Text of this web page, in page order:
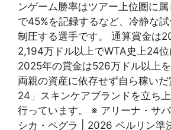
ンゲーム勝率はツアー上位圏に
で45%を記録するなど、冷静な
制圧する選手です。 通算賞金は
2,194万ドル以上でWTA史上24位
2025年の賞金は526万ドル以上を
両親の資産に依存せず自ら稼い
24」スキンケアブランドを立ち
行っています。 ※ アリーナ・サ
シカ・ペグラ | 2026 ベルリン準